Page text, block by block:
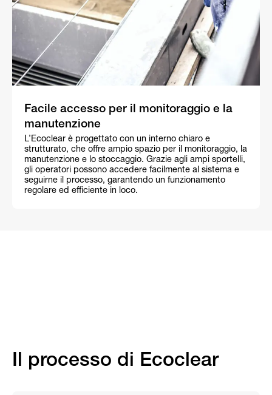
Facile accesso per il monitoraggio e la
manutenzione
L’Ecoclear è progettato con un interno chiaro e
strutturato, che offre ampio spazio per il monitoraggio, la
manutenzione e lo stoccaggio. Grazie agli ampi sportelli,
gli operatori possono accedere facilmente al sistema e
seguirne il processo, garantendo un funzionamento
regolare ed efficiente in loco.
Il processo di Ecoclear